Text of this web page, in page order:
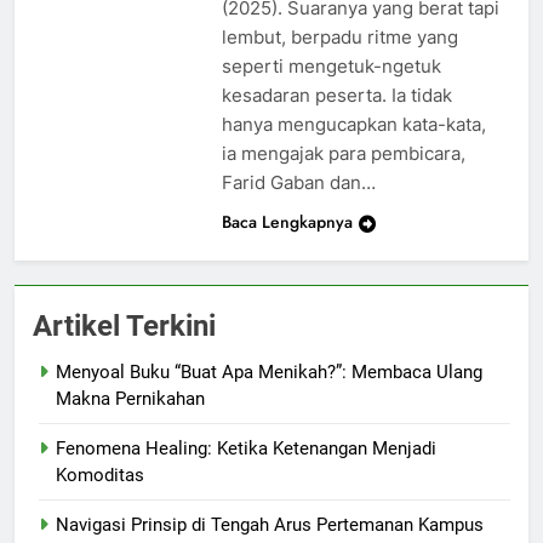
(2025). Suaranya yang berat tapi
lembut, berpadu ritme yang
seperti mengetuk-ngetuk
kesadaran peserta. Ia tidak
hanya mengucapkan kata-kata,
ia mengajak para pembicara,
Farid Gaban dan…
Baca Lengkapnya
Artikel Terkini
Menyoal Buku “Buat Apa Menikah?”: Membaca Ulang
Makna Pernikahan
Fenomena Healing: Ketika Ketenangan Menjadi
Komoditas
Navigasi Prinsip di Tengah Arus Pertemanan Kampus